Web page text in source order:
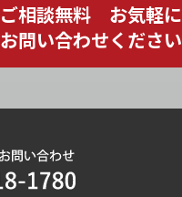
ご相談無料 お気軽に
お問い合わせください